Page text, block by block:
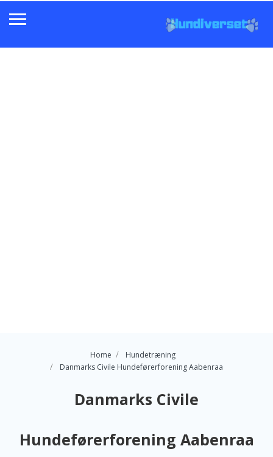
Home
Hundetræning
Danmarks Civile Hundeførerforening Aabenraa
Danmarks Civile
Hundeførerforening Aabenraa